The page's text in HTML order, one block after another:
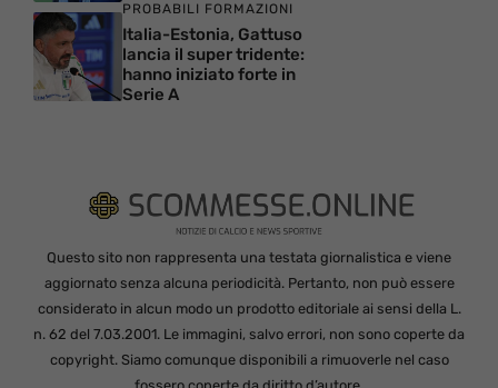
PROBABILI FORMAZIONI
Italia-Estonia, Gattuso
lancia il super tridente:
hanno iniziato forte in
Serie A
Questo sito non rappresenta una testata giornalistica e viene
aggiornato senza alcuna periodicità. Pertanto, non può essere
considerato in alcun modo un prodotto editoriale ai sensi della L.
n. 62 del 7.03.2001. Le immagini, salvo errori, non sono coperte da
copyright. Siamo comunque disponibili a rimuoverle nel caso